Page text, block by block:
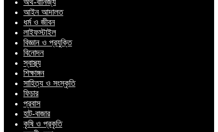
আইন আদালত
ধর্ম ও জীবন
লাইফস্টাইল
বিজ্ঞান ও প্রযুক্তি
বিনোদন
স্বাস্থ্য
শিক্ষাঙ্গন
সাহিত্য ও সংস্কৃতি
ফিচার
প্রবাস
হাট-বাজার
কৃষি ও প্রকৃতি